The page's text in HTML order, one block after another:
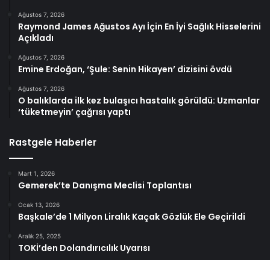
Ağustos 7, 2026
Raymond James Ağustos Ayı İçin En İyi Sağlık Hisselerini
Açıkladı
Ağustos 7, 2026
Emine Erdoğan, ‘Şule: Senin Hikayen’ dizisini övdü
Ağustos 7, 2026
O balıklarda ilk kez bulaşıcı hastalık görüldü: Uzmanlar
‘tüketmeyin’ çağrısı yaptı
Rastgele Haberler
Mart 1, 2026
Gemerek’te Danışma Meclisi Toplantısı
Ocak 13, 2026
Başkale’de 1 Milyon Liralık Kaçak Gözlük Ele Geçirildi
Aralık 25, 2025
TOKİ’den Dolandırıcılık Uyarısı